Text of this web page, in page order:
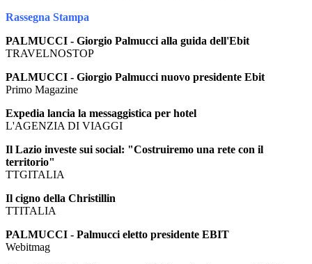
Rassegna Stampa
PALMUCCI - Giorgio Palmucci alla guida dell'Ebit
TRAVELNOSTOP
PALMUCCI - Giorgio Palmucci nuovo presidente Ebit
Primo Magazine
Expedia lancia la messaggistica per hotel
L'AGENZIA DI VIAGGI
Il Lazio investe sui social: "Costruiremo una rete con il
territorio"
TTGITALIA
Il cigno della Christillin
TTITALIA
PALMUCCI - Palmucci eletto presidente EBIT
Webitmag